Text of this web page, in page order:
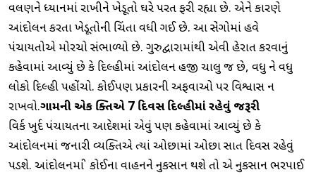
વલણને ધ્યાનમાં રાખીને ખેડૂતો ઘરે પરત ફરી રહ્યા છે. એને કારણે
આંદોલન કરતા ખેડૂતોની ચિંતા વધી ગઈ છે. આ સંજોગોમાં હવે
પંચાયતોએ મોરચો સંભાળ્યો છે. ગુરુદ્વારામાંથી એવી જાહેરાત કરવાનું
કહેવામાં આવ્યું છે કે દિલ્હીમાં આંદોલન હજી ચાલુ જ છે, વધુ ને વધુ
લોકો દિલ્હી પહોંચો. કોઈપણ પ્રકારની અફવાઓ પર વિશ્વાસ ન
રાખવો.ગામની એક વ્યક્તિએ 7 દિવસ દિલ્હીમાં રહેવું જરૂરી
વિર્ક ખુર્દ પંચાયતના આદેશમાં એવું પણ કહેવામાં આવ્યું છે કે
આંદોલનમાં જનારી વ્યક્તિએ ત્યાં ઓછામાં ઓછા સાત દિવસ રહેવું
પડશે. આંદોલનમાં જો કોઈના વાહનને નુકસાન થશે તો એ નુકસાન ભરપાઈ